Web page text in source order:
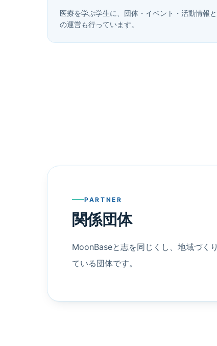
医療を学ぶ学生に、団体・イベント・活動情報
の運営も行っています。
PARTNER
関係団体
MoonBaseと志を同じくし、地域づく
ている団体です。